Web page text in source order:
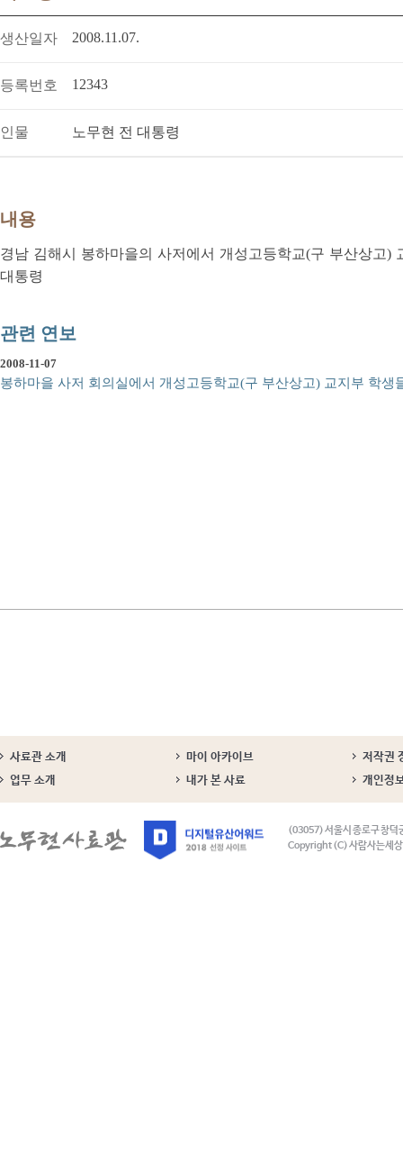
생산일자 2008.11.07.
등록번호 12343
인물 노무현 전 대통령
내용
경남 김해시 봉하마을의 사저에서 개성고등학교(구 부산상고
대통령
관련 연보
2008-11-07
봉하마을 사저 회의실에서 개성고등학교(구 부산상고) 교지부 학생
사료관 소개 마이 아카이브
저작권
업무 소개
내가 본 사료 개인정
(03057) 서울시 종로구 창덕
Copyright (C) 사람사는세